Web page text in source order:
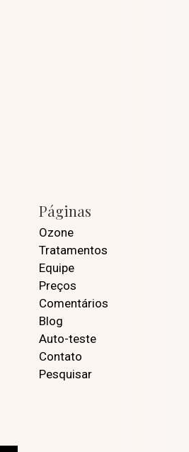
Páginas
Ozone
Tratamentos
Equipe
Preços
Comentários
Blog
Auto-teste
Contato
Pesquisar